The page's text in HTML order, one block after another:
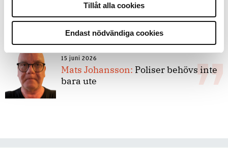
Tillåt alla cookies
Endast nödvändiga cookies
Debatt:Med för höga krav på evidens
kan polisen inte göra något alls
15 juni 2026
Mats Johansson: Poliser behövs inte
bara ute